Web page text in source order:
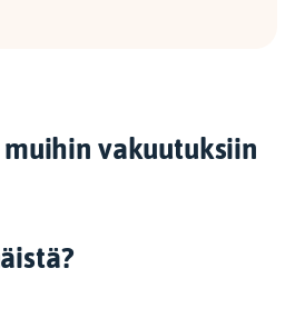
muihin vakuutuksiin